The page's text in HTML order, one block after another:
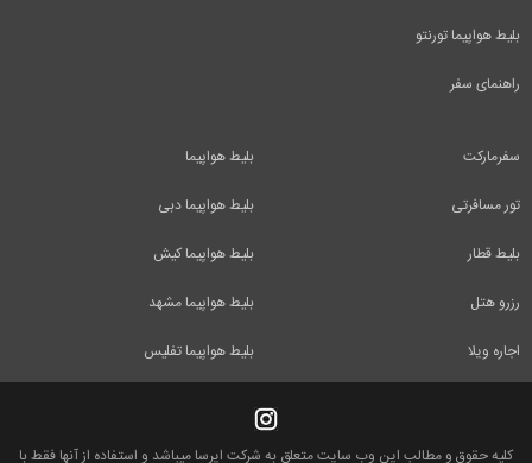
بلیط هواپیما تورنتو
راهنمای سفر
بلیط هواپیما
بلیط هواپیما دبی
بلیط هواپیما کیش
بلیط هواپیما مشهد
بلیط هواپیما تفلیس
سفرمارکت
تور مسافرتی
بلیط قطار
رزرو هتل
اجاره ویلا
کلیه حقوق و مطالب این وب سایت متعلق به شرکت ایرسا میباشد و استفاده از آنها فقط با